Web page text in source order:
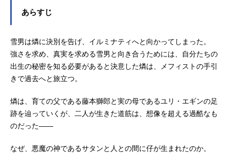
あらすじ
雪男は燐に決別を告げ、イルミナティへと向かってしまった。
強さを求め、真実を求める雪男と向き合うためには、自分たちの
出生の秘密を知る必要があると決意した燐は、メフィストの手引
きで過去へと旅立つ。
燐は、育ての父である藤本獅郎と実の母であるユリ・エギンの足
跡を辿っていくが、二人が生きた道筋は、想像を超える過酷なも
のだった――
なぜ、悪魔の神であるサタンと人との間に仔が生まれたのか。